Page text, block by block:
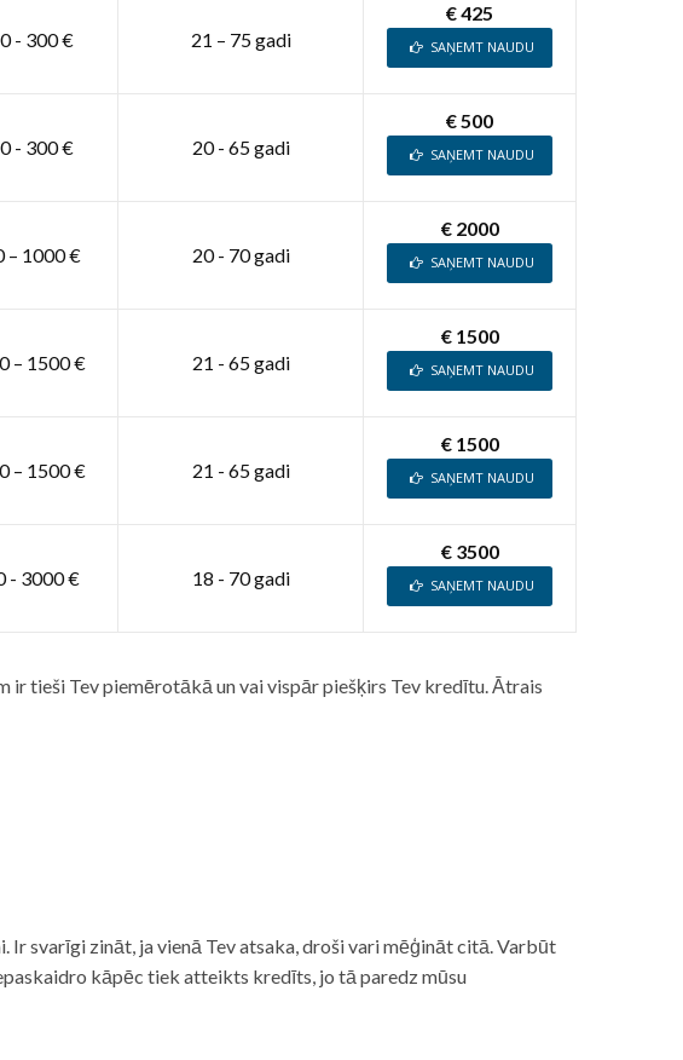
- 300 € 21 – 75 gadi
€ 425
SAŅEMT NAUDU
- 300 € 20 - 65 gadi
€ 500
SAŅEMT NAUDU
– 1000 € 20 - 70 gadi
€ 2000
SAŅEMT NAUDU
– 1500 € 21 - 65 gadi
€ 1500
SAŅEMT NAUDU
– 1500 € 21 - 65 gadi
€ 1500
SAŅEMT NAUDU
- 3000 € 18 - 70 gadi
€ 3500
SAŅEMT NAUDU
tieši Tev piemērotākā un vai vispār piešķirs Tev kredītu. Ātrais
svarīgi zināt, ja vienā Tev atsaka, droši vari mēģināt citā. Varbūt
kāpēc tiek atteikts kredīts, jo tā paredz mūsu